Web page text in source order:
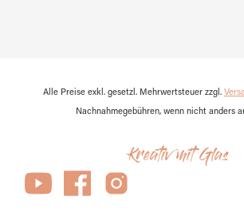
Alle Preise exkl. gesetzl. Mehrwertsteuer zzgl.
Nachnahmegebühren, wenn nicht anders
Kreativ mit Glas